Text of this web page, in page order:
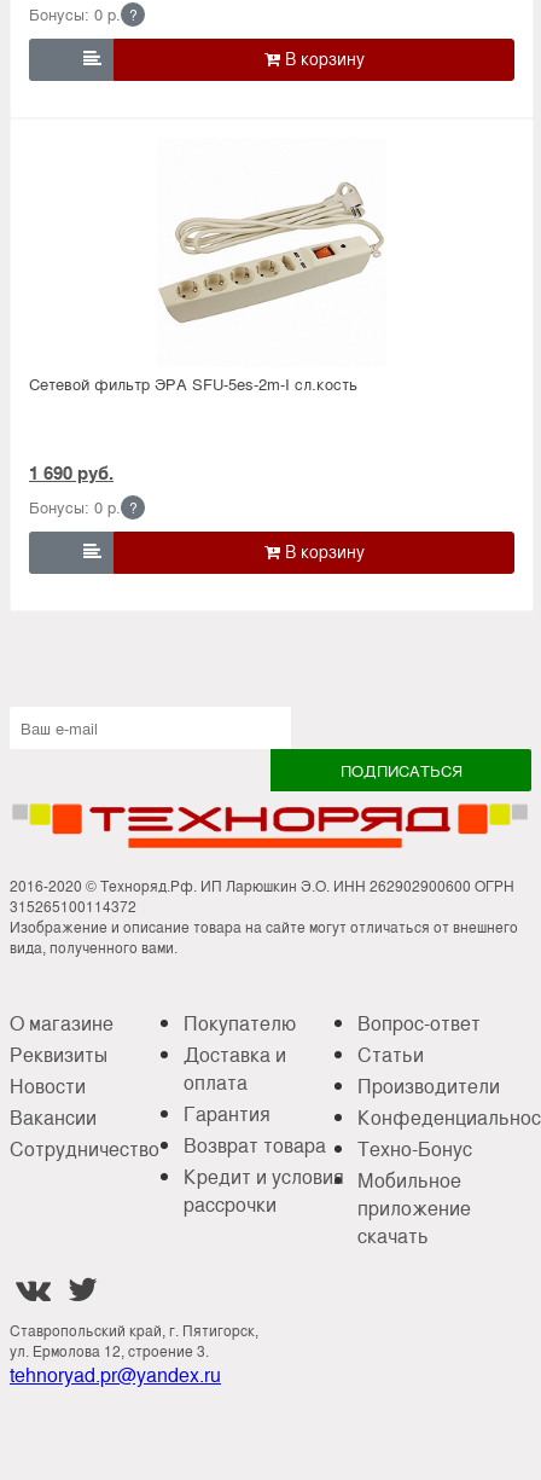
Бонусы: 0 р. ?

Сетевой фильтр ЭРА SFU-5es-2m-I сл.кость
1 690 руб.
Бонусы: 0 р. ?

2016-2020 © Техноряд.Рф. ИП Ларюшкин Э.О. ИНН 262902900600 ОГРН
315265100114372
Изображение и описание товара на сайте могут отличаться от внешнего
вида, полученного вами.
О магазине
Реквизиты
Новости
Вакансии
Сотрудничество
Покупателю
Доставка и
оплата
Гарантия
Возврат товара
Кредит и условия
рассрочки
Вопрос-ответ
Статьи
Производители
Техно-Бонус
Мобильное
приложение
скачать
 
Ставропольский край, г. Пятигорск,
ул. Ермолова 12, строение 3.
tehnoryad.pr@yandex.ru